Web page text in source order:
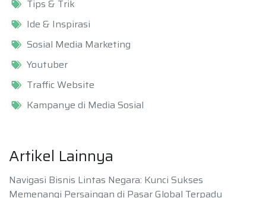
Tips & Trik
Ide & Inspirasi
Sosial Media Marketing
Youtuber
Traffic Website
Kampanye di Media Sosial
Artikel Lainnya
Navigasi Bisnis Lintas Negara: Kunci Sukses
Memenangi Persaingan di Pasar Global Terpadu